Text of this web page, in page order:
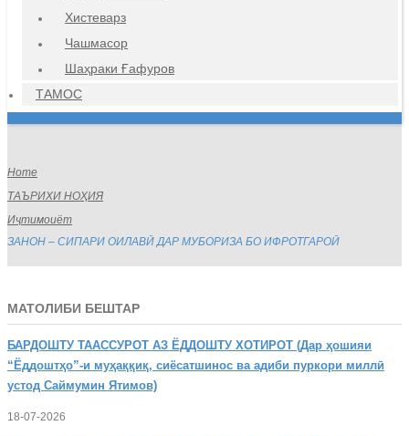
Хистеварз
Чашмасор
Шаҳраки Ғафуров
ТАМОС
Home
ТАЪРИХИ НОҲИЯ
Иҷтимоиёт
ЗАНОН – СИПАРИ ОИЛАВӢ ДАР МУБОРИЗА БО ИФРОТГАРОӢ
МАТОЛИБИ БЕШТАР
БАРДОШТУ ТААССУРОТ АЗ ЁДДОШТУ ХОТИРОТ (Дар ҳошияи
“Ёддоштҳо”-и муҳаққиқ, сиёсатшинос ва адиби пуркори миллӣ
устод Саймумин Ятимов)
18-07-2026